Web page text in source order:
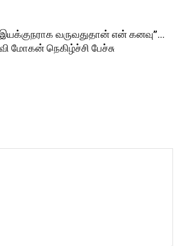
வருவதுதான் என் கனவு”…
மோகன் நெகிழ்ச்சி பேச்சு